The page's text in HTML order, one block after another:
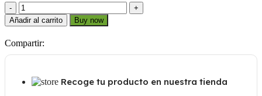
5J
1
1/8
cantidad
Añadir al carrito Buy now
Compartir:
Recoge tu producto en nuestra tienda